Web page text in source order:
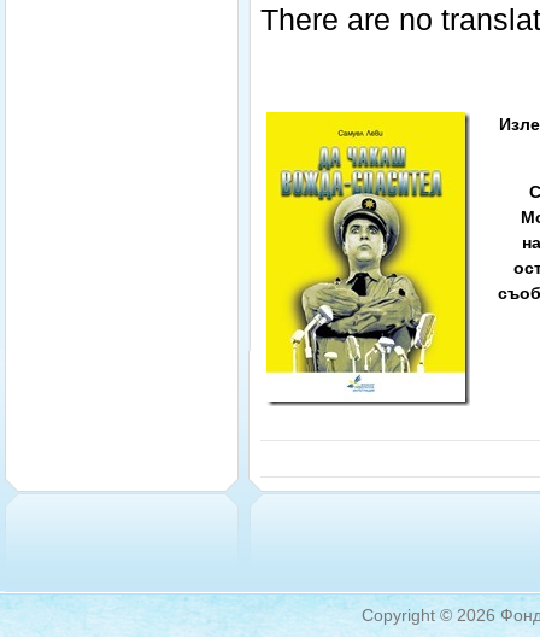
There are no
Copyright © 2026